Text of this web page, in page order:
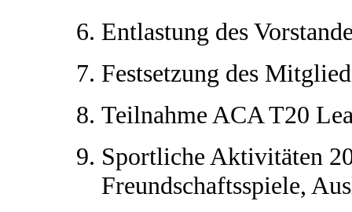
Entlastung des
Festsetzung des
Teilnahme ACA T20
Sportliche Aktivitäten
Freundschaftsspiele,